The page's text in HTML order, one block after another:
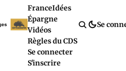
FranceIdées
Épargne
Vidéos
Règles du CDS
Se connecter
S'inscrire
Se